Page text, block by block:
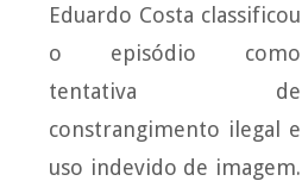
Eduardo Costa classificou
o episódio como
tentativa de
constrangimento ilegal e
uso indevido de imagem.